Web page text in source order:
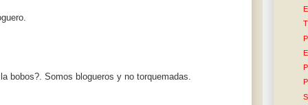
bobos?. Somos blogueros y no torquemadas.